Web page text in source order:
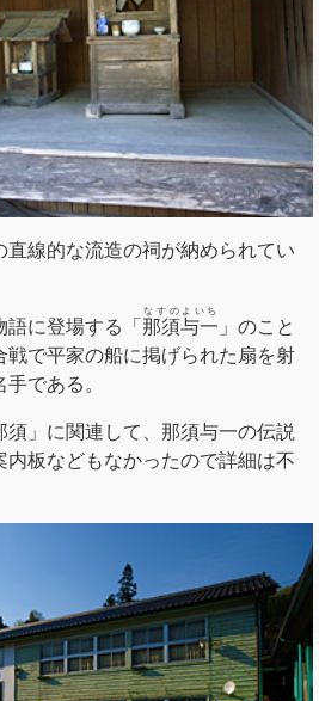
直線的な流造の祠が納められてい
語に登場する「 那須与一
なすのよいち
」のこと
戦で平家の船に掲げられた扇を射
である。
須」に関連して、那須与一の伝説
内板などもなかったので詳細は不